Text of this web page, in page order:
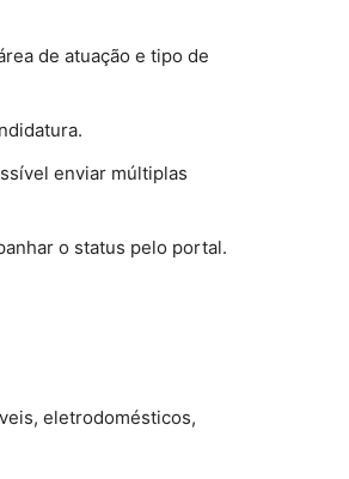
de atuação e tipo de
enviar múltiplas
o status pelo portal.
eletrodomésticos,